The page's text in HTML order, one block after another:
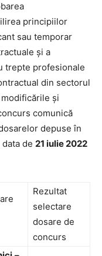
principiilor
sau temporar
și a
trepte profesionale
din sectorul
și
comunică
depuse în
de 21 iulie 2022
Rezultat
selectare
dosare de
concurs